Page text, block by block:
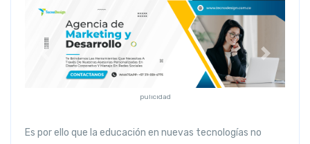
pulicidad
Anterior Siguiente
Es por ello que la educación en nuevas tecnologías no